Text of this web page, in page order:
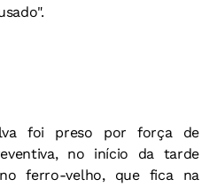
foi preso por força de
no início da tarde
ferro-velho, que fica na